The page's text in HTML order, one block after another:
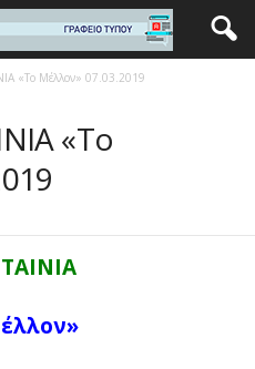
«Το Μέλλον» 07.03.2019
«Το